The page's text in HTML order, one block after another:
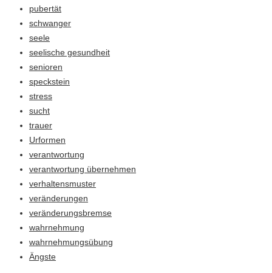
pubertät
schwanger
seele
seelische gesundheit
senioren
speckstein
stress
sucht
trauer
Urformen
verantwortung
verantwortung übernehmen
verhaltensmuster
veränderungen
veränderungsbremse
wahrnehmung
wahrnehmungsübung
Ängste